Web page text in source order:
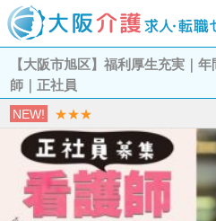
【大阪市旭区】福利厚生充実｜
師｜正社員
NEW! ★★★